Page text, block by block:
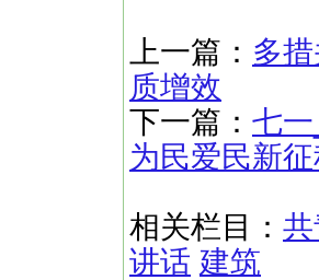
上一篇： 多
质增效
下一篇： 七
为民爱民新征
相关栏目： 共
讲话 建筑